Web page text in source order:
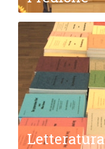
Letteratura